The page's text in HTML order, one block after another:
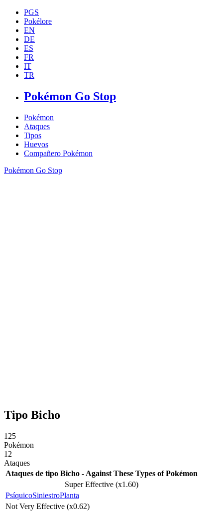
PGS
Pokélore
EN
DE
ES
FR
IT
TR
Pokémon Go Stop
Pokémon
Ataques
Tipos
Huevos
Compañero Pokémon
Pokémon Go Stop
Tipo Bicho
125
Pokémon
12
Ataques
Ataques de tipo Bicho - Against These Types of Pokémon
Super Effective (x1.60)
PsíquicoSiniestroPlanta
Not Very Effective (x0.62)